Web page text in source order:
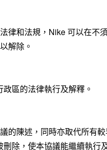
律和法規，Nike 可以在不
解除。
區的法律執行及解釋。
的陳述，同時亦取代所有
除，使本協議能繼續執行